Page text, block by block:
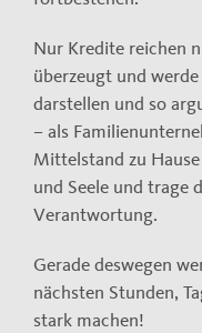
Nur Kredite reichen
überzeugt und
darstellen und so
– als
Mittelstand zu
und Seele und trage
Verantwortung.
Gerade deswegen
nächsten Stunden,
stark machen!